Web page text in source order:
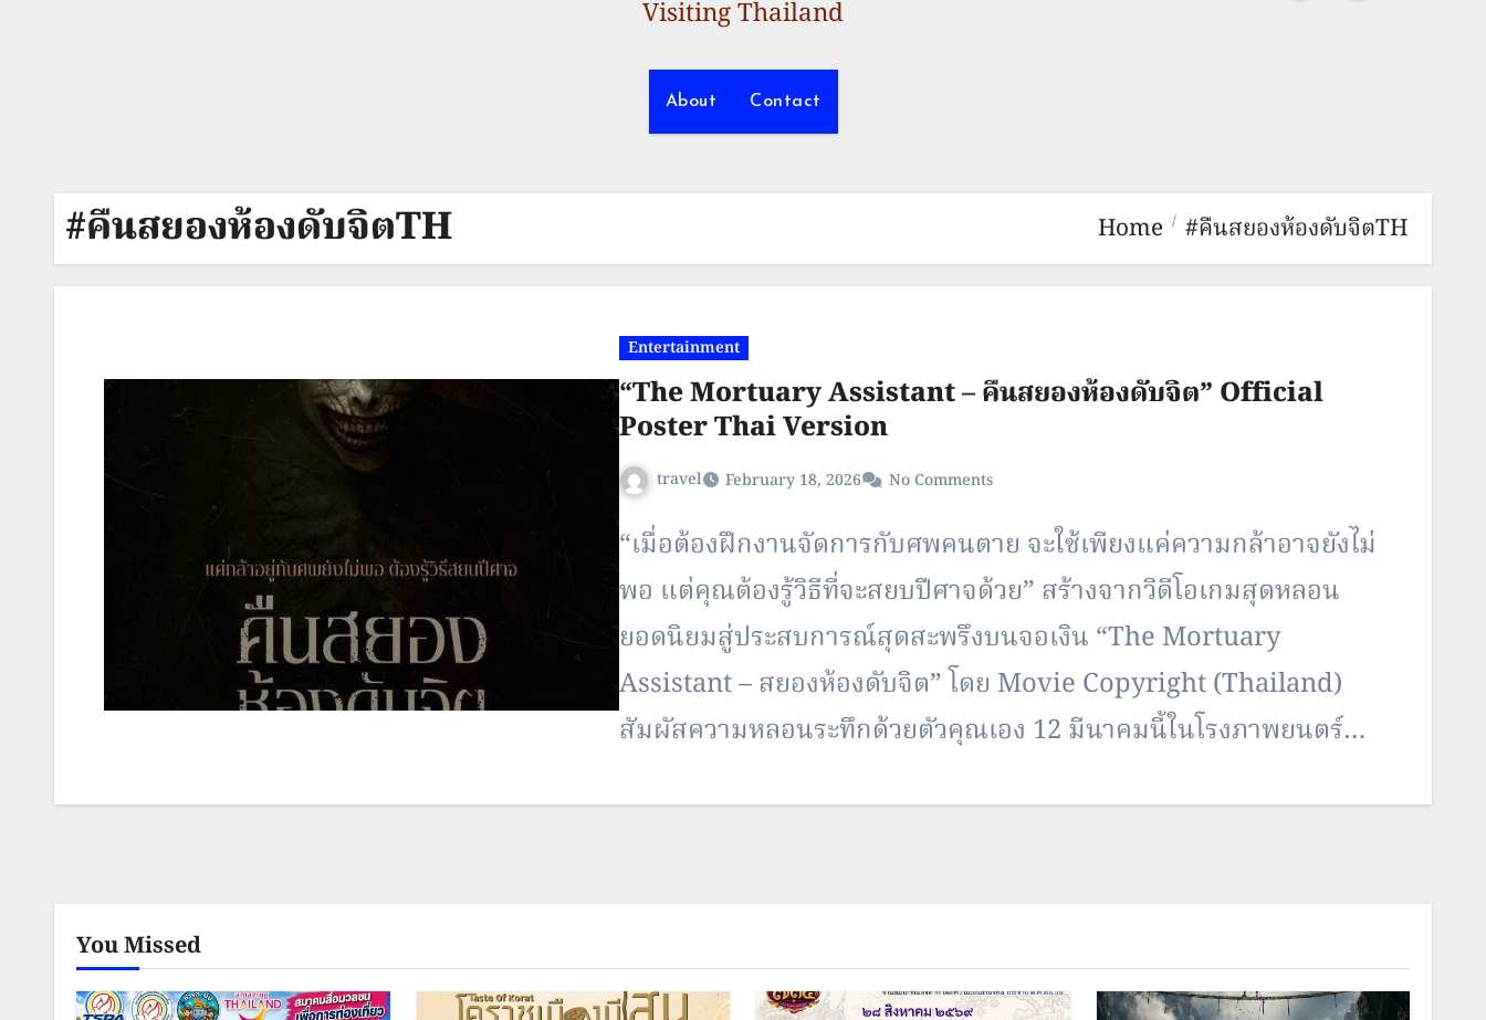
Visiting Thailand
About Contact
#คืนสยองห้องดับจิตTH Home #คืนสยองห้องดับจิตTH
Entertainment
“The Mortuary Assistant – คืนสยองห้องดับจิต” Official
Poster Thai Version
travel February 18, 2026 No Comments
“เมื่อต้องฝึกงานจัดการกับศพคนตาย จะใช้เพียงแค่ความกล้าอาจยังไม่
พอ แต่คุณต้องรู้วิธีที่จะสยบปีศาจด้วย” สร้างจากวิดีโอเกมสุดหลอน
ยอดนิยมสู่ประสบการณ์สุดสะพรึงบนจอเงิน “The Mortuary
Assistant – สยองห้องดับจิต” โดย Movie Copyright (Thailand)
สัมผัสความหลอนระทึกด้วยตัวคุณเอง 12 มีนาคมนี้ในโรงภาพยนตร์
You Missed